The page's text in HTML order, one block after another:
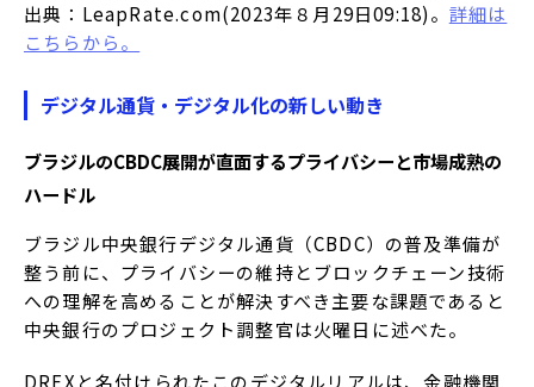
出典：LeapRate.com(2023年８月29日09:18)。 詳細は
こちらから。
デジタル通貨・デジタル化の新しい動き
ブラジルのCBDC展開が直面するプライバシーと市場成熟の
ハードル
ブラジル中央銀行デジタル通貨（CBDC）の普及準備が
整う前に、プライバシーの維持とブロックチェーン技術
への理解を高めることが解決すべき主要な課題であると
中央銀行のプロジェクト調整官は火曜日に述べた。
DREXと名付けられたこのデジタルリアルは、金融機関